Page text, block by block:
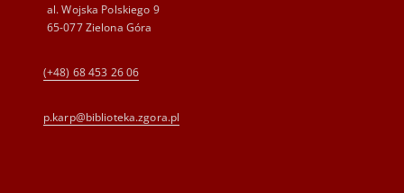
al. Wojska Polskiego 9
65-077 Zielona Góra
(+48) 68 453 26 06
p.karp@biblioteka.zgora.pl